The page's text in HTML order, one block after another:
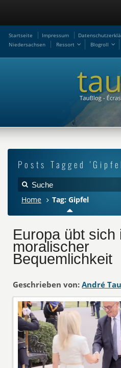
Startseite Impressum
Niedersachsen
Ressort Blogroll
Posts Tagged
Home Tag: Gipfel
Europa übt sich
moralischer
Bequemlichkeit
Geschrieben von: André